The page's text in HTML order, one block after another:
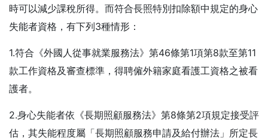
時可以減少課稅所得。而符合長照特別扣除額中規定的身心
失能者資格，有下列3種情形：
1.符合《外國人從事就業服務法》第46條第1項第8款至第11
款工作資格及審查標準，得聘僱外籍家庭看護工資格之被看
護者。
2.身心失能者依《長期照顧服務法》第8條第2項規定接受評
估，其失能程度屬「長期照顧服務申請及給付辦法」所定長